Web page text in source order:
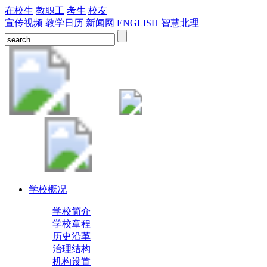
在校生 教职工 考生 校友
宣传视频 教学日历 新闻网 ENGLISH 智慧北理
学校概况
学校简介
学校章程
历史沿革
治理结构
机构设置